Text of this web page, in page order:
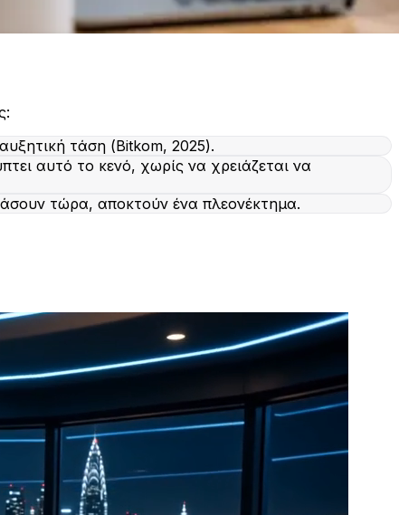
τάση (Bitkom, 2025).
αυτό το κενό, χωρίς να χρειάζεται να
τώρα, αποκτούν ένα πλεονέκτημα.